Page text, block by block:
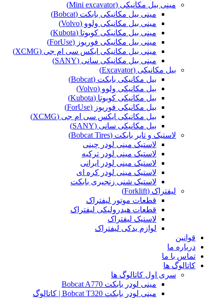
مینی بیل مکانیکی (Mini excavator)
مینی بیل مکانیکی بابکت (Bobcat)
مینی بیل مکانیکی ولوو (Volvo)
مینی بیل مکانیکی کوبوتا (Kubota)
مینی بیل مکانیکی فوریوز (ForUse)
مینی بیل مکانیکی ایکس سی ام جی (XCMG)
مینی بیل مکانیکی سانی (SANY)
بیل مکانیکی (Excavator)
بیل مکانیکی بابکت (Bobcat)
بیل مکانیکی ولوو (Volvo)
بیل مکانیکی کوبوتا (Kubota)
بیل مکانیکی فوریوز (ForUse)
بیل مکانیکی ایکس سی ام جی (XCMG)
بیل مکانیکی سانی (SANY)
لاستیک و تایر بابکت (Bobcat Tires)
لاستیک مینی لودر چینی
لاستیک مینی لودر ترکیه
لاستیک مینی لودر ایرانی
لاستیک مینی لودر کره ای
لاستیک شنی زنجیری بابکت
لیفتراک (Forklift)
قطعات موتور لیفتراک
قطعات هیدرولیکی لیفتراک
لاستیک لیفتراک
لوازم یدکی لیفتراک
قوانین
درباره ما
تماس با ما
کاتالوگ ها
سری اول کاتالوگ ها
مینی لودر بابکت Bobcat A770
مینی لودر بابکت Bobcat T320 | کاتالوگ